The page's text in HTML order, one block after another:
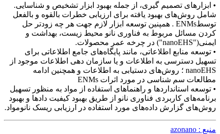
• ابزارهای تصمیم گیری، از جمله بهبود ابزار تشخیص و شناسایی.
شامل روش‌های بهبود یافته برای ارزیابی خطرات بالقوه و بالفعل
توسطENMs . همپنین توسعه ابزار لازم جهت هر چه زودتر حل
کردن مسائل مربوط به فناوری نانو محیط زیست، بهداشت و
ایمنی("nanoEHS") در چرخه عمر محصولات.
• توسعه منابع اطلاعاتی، مانند پایگاه‌های جامع اطلاعاتی برای
تسهیل دسترسی به اطلاعات و یا سازمان دهی اطلاعات موجود از
nanoEHS ؛ روش‌های دستیابی به اطلاعات و همچنین ادامه
مطالعات سم شناسی در مورد اثرات ENMs
• توسعه استانداردها و راهنماهای استفاده از مواد به منظور تسهیل
برنامه‌های کاربردی فناوری نانو از طریق بهبود کیفیت داد‌ها و بهبود
روش‌های گزارش داده‌های مورد استفاده در ارزیابی ریسک نانومواد.
منبع : azonano